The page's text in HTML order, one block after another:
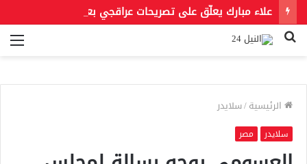
بحث
الرئيسية/سلايدر
سلايدر مصر